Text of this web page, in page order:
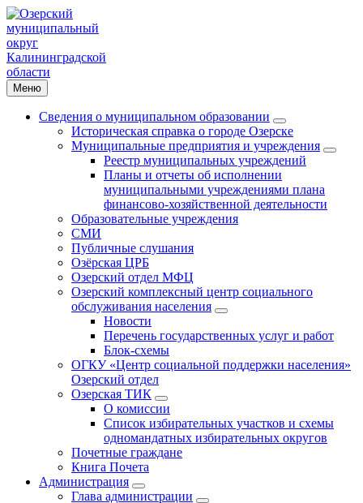
Меню
Сведения о муниципальном образовании
Историческая справка о городе Озерске
Муниципальные предприятия и учреждения
Реестр муниципальных учреждений
Планы и отчеты об исполнении
муниципальными учреждениями плана
финансово-хозяйственной деятельности
Образовательные учреждения
СМИ
Публичные слушания
Озёрская ЦРБ
Озерский отдел МФЦ
Озерский комплексный центр социального
обслуживания населения
Новости
Перечень государственных услуг и работ
Блок-схемы
ОГКУ «Центр социальной поддержки населения»
Озерский отдел
Озерская ТИК
О комиссии
Список избирательных участков и схемы
одномандатных избирательных округов
Почетные граждане
Книга Почета
Администрация
Глава администрации